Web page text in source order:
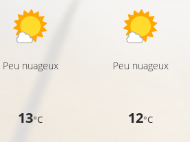
Peu nuageux
13°C
Peu nuageux
12°C